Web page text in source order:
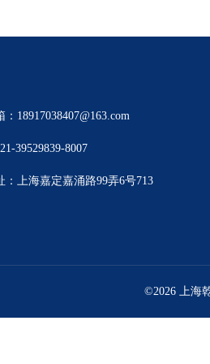
：18917038407@163.com
39529839-8007
：上海嘉定嘉涌路99弄6号713
©2026 上海